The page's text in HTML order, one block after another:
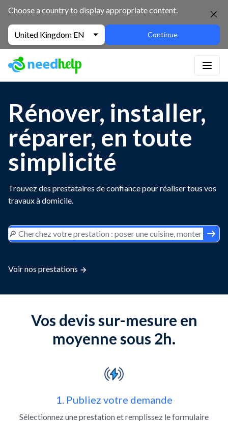
Choose a country to display appropriate content.
United Kingdom EN Continue
Rénover, installer,
réparer, en toute
simplicité
Trouvez des prestataires de confiance pour réaliser tous vos
travaux à domicile.
Voir nos prestations
Vos devis sur-mesure en
moyenne sous 2h.
1. Publiez votre demande
Sélectionnez une prestation et remplissez le formulaire